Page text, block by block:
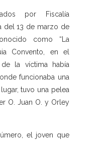
por Fiscalía
del 13 de marzo de
como “La
Convento, en el
la víctima había
funcionaba una
tuvo una pelea
O. Juan O. y Orley
el joven que